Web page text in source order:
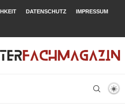
DATENSCHUTZ IMPRESSUM